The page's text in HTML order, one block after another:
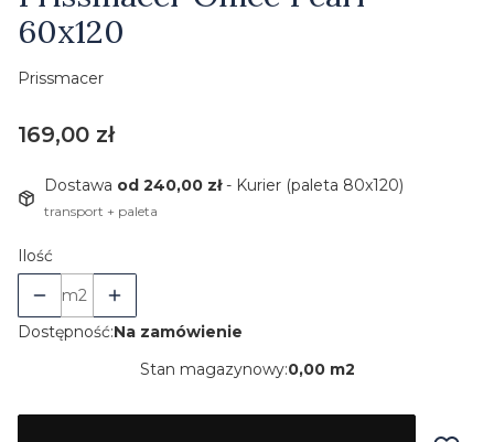
60x120
Prissmacer
Cena
169,00 zł
Dostawa od 240,00 zł- Kurier (paleta 80x120)
transport + paleta
Ilość
m2
Dostępność:Na zamówienie
Stan magazynowy:0,00 m2